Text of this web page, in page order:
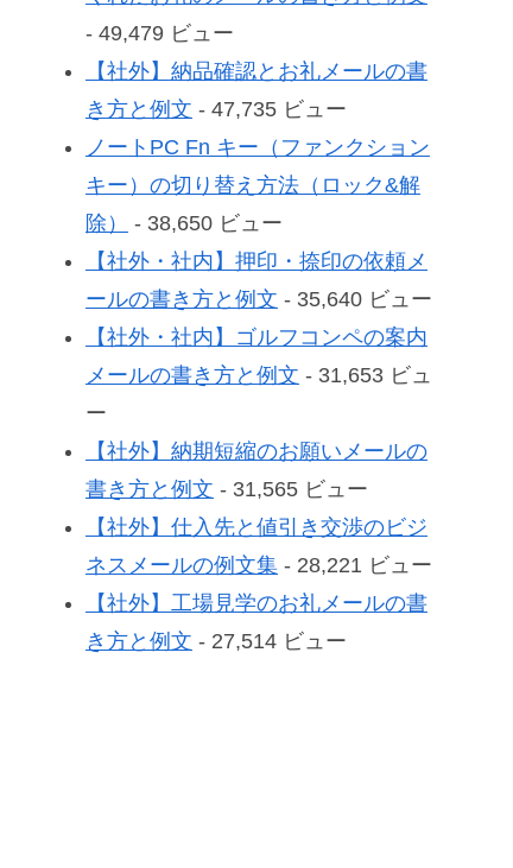
- 49,479 ビュー
【社外】納品確認とお礼メールの書
き方と例文 - 47,735 ビュー
ノートPC Fn キー（ファンクション
キー）の切り替え方法（ロック&解
除）
- 38,650 ビュー
【社外・社内】押印・捺印の依頼メ
ールの書き方と例文 - 35,640 ビュー
【社外・社内】ゴルフコンペの案内
メールの書き方と例文 - 31,653 ビュ
ー
【社外】納期短縮のお願いメールの
書き方と例文 - 31,565 ビュー
【社外】仕入先と値引き交渉のビジ
ネスメールの例文集 - 28,221 ビュー
【社外】工場見学のお礼メールの書
き方と例文 - 27,514 ビュー